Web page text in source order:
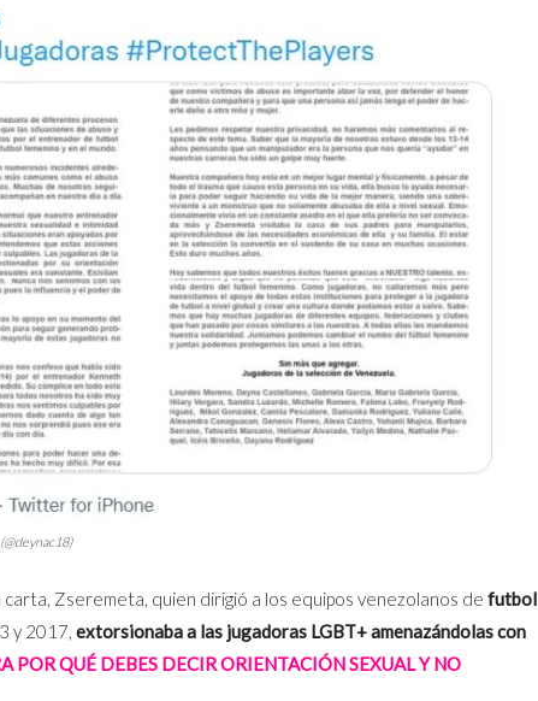
Zseremeta, quien dirigió a los equipos venezolanos de futbol
y 2017, extorsionaba a las jugadoras LGBT+ amenazándolas con
POR QUÉ DEBES DECIR ORIENTACIÓN SEXUAL Y NO